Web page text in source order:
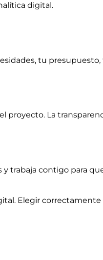
digital.
tu
La
trabaja contigo para
Elegir